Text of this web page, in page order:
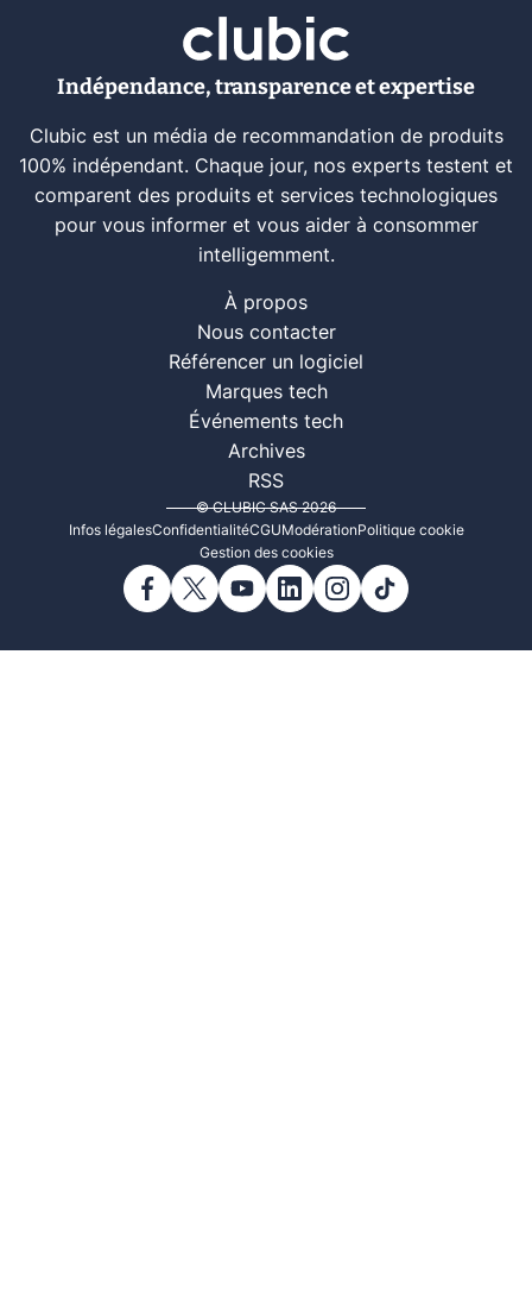
Indépendance, transparence et expertise
Clubic est un média de recommandation de produits
100% indépendant. Chaque jour, nos experts testent et
comparent des produits et services technologiques
pour vous informer et vous aider à consommer
intelligemment.
À propos
Nous contacter
Référencer un logiciel
Marques tech
Événements tech
Archives
RSS
© CLUBIC SAS 2026
Infos légalesConfidentialitéCGUModérationPolitique cookie
Gestion des cookies